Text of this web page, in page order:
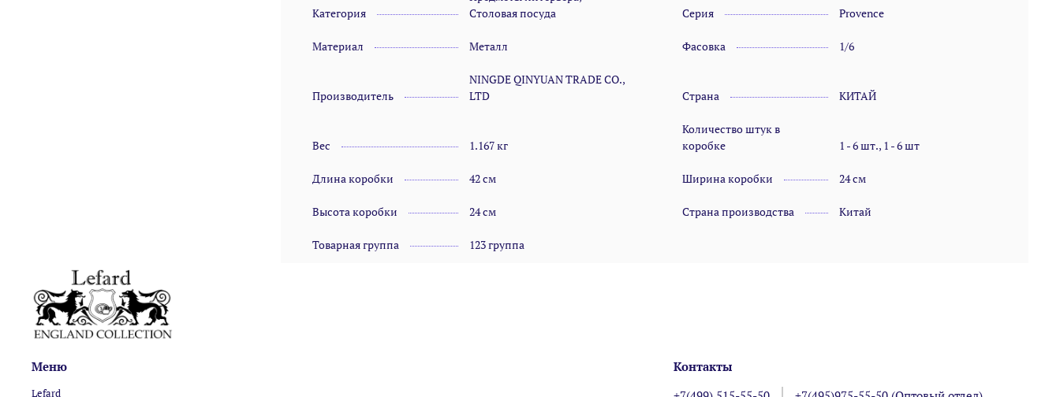
Категория
Столовая посуда
Серия Provence
Материал Металл Фасовка 1/6
Производитель
NINGDE QINYUAN TRADE CO.,
LTD
Страна КИТАЙ
Вес 1.167 кг
Количество штук в
коробке
1 - 6 шт., 1 - 6 шт
Длина коробки 42 см Ширина коробки 24 см
Высота коробки 24 см Страна производства Китай
Товарная группа 123 группа
Меню
Lefard
Контакты